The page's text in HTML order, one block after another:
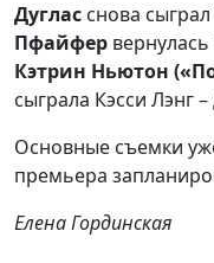
Дуглас снова
Пфайфер
Кэтрин Ньютон
сыграла Кэсси Лэнг
Основные съемки
премьера
Елена Гординская